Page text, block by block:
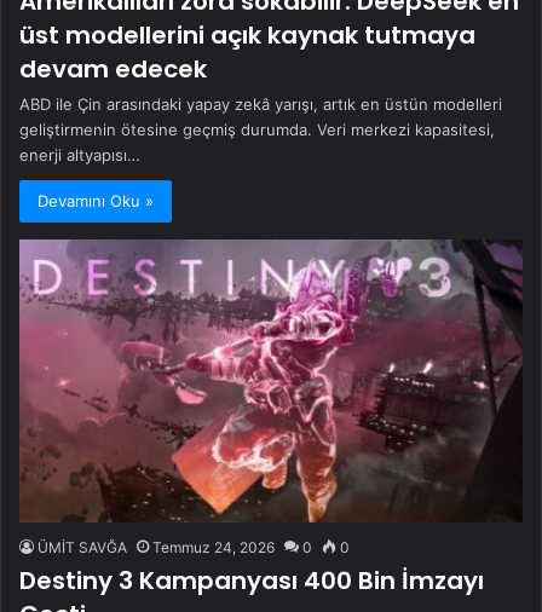
üst modellerini açık kaynak tutmaya
devam edecek
ABD ile Çin arasındaki yapay zekâ yarışı, artık en üstün modelleri
geliştirmenin ötesine geçmiş durumda. Veri merkezi kapasitesi,
enerji altyapısı…
Devamını Oku »
ÜMİT SAVĞA Temmuz 24, 2026 0 0
Destiny 3 Kampanyası 400 Bin İmzayı